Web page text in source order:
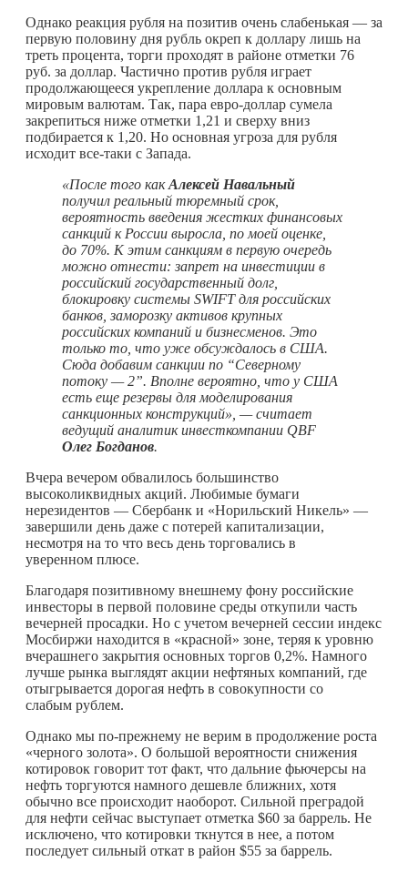
Однако реакция рубля на позитив очень слабенькая — за
первую половину дня рубль окреп к доллару лишь на
треть процента, торги проходят в районе отметки 76
руб. за доллар. Частично против рубля играет
продолжающееся укрепление доллара к основным
мировым валютам. Так, пара евро-доллар сумела
закрепиться ниже отметки 1,21 и сверху вниз
подбирается к 1,20. Но основная угроза для рубля
исходит все-таки с Запада.
«После того какАлексей Навальный
получил реальный тюремный срок,
вероятность введения жестких финансовых
санкций к России выросла, по моей оценке,
до 70%. К этим санкциям в первую очередь
можно отнести: запрет на инвестиции в
российский государственный долг,
блокировку системы SWIFT для российских
банков, заморозку активов крупных
российских компаний и бизнесменов. Это
только то, что уже обсуждалось в США.
Сюда добавим санкции по “Северному
потоку — 2”. Вполне вероятно, что у США
есть еще резервы для моделирования
санкционных конструкций», — считает
ведущий аналитик инвесткомпании QBF
Олег Богданов.
Вчера вечером обвалилось большинство
высоколиквидных акций. Любимые бумаги
нерезидентов — Сбербанк и «Норильский Никель» —
завершили день даже с потерей капитализации,
несмотря на то что весь день торговались в
уверенном плюсе.
Благодаря позитивному внешнему фону российские
инвесторы в первой половине среды откупили часть
вечерней просадки. Но с учетом вечерней сессии индекс
Мосбиржи находится в «красной» зоне, теряя к уровню
вчерашнего закрытия основных торгов 0,2%. Намного
лучше рынка выглядят акции нефтяных компаний, где
отыгрывается дорогая нефть в совокупности со
слабым рублем.
Однако мы по-прежнему не верим в продолжение роста
«черного золота». О большой вероятности снижения
котировок говорит тот факт, что дальние фьючерсы на
нефть торгуются намного дешевле ближних, хотя
обычно все происходит наоборот. Сильной преградой
для нефти сейчас выступает отметка $60 за баррель. Не
исключено, что котировки ткнутся в нее, а потом
последует сильный откат в район $55 за баррель.